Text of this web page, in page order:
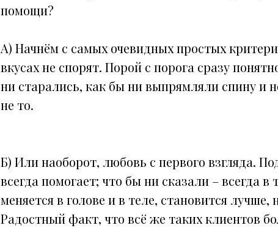
помощи?
А) Начнём с самых очевидных простых
вкусах не спорят. Порой с порога сразу
ни старались, как бы ни выпрямляли спину и
не то.
Б) Или наоборот, любовь с первого взгляда.
всегда помогает; что бы ни сказали – всегда в
меняется в голове и в теле, становится лучше,
Радостный факт, что всё же таких клиентов